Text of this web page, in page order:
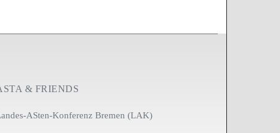
& FRIENDS
ASten-Konferenz Bremen (LAK)